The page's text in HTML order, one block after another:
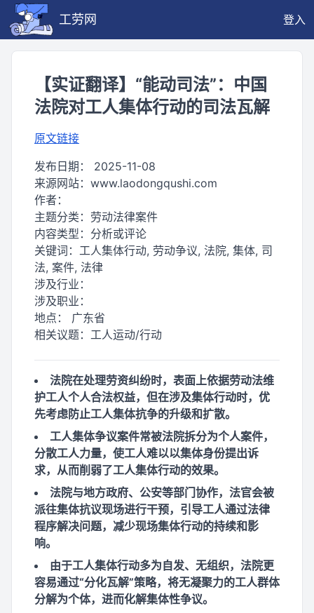
工劳网 登入
【实证翻译】“能动司法”：中国
法院对工人集体行动的司法瓦解
原文链接
发布日期： 2025-11-08
来源网站： www.laodongqushi.com
作者：
主题分类： 劳动法律案件
内容类型： 分析或评论
关键词： 工人集体行动, 劳动争议, 法院, 集体, 司
法, 案件, 法律
涉及行业：
涉及职业：
地点： 广东省
相关议题： 工人运动/行动
法院在处理劳资纠纷时，表面上依据劳动法维
护工人个人合法权益，但在涉及集体行动时，优
先考虑防止工人集体抗争的升级和扩散。
工人集体争议案件常被法院拆分为个人案件，
分散工人力量，使工人难以以集体身份提出诉
求，从而削弱了工人集体行动的效果。
法院与地方政府、公安等部门协作，法官会被
派往集体抗议现场进行干预，引导工人通过法律
程序解决问题，减少现场集体行动的持续和影
响。
由于工人集体行动多为自发、无组织，法院更
容易通过“分化瓦解”策略，将无凝聚力的工人群体
分解为个体，进而化解集体性争议。